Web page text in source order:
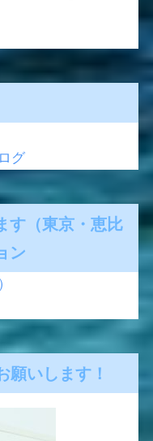
グ
す（東京・恵比
ン
願いします！